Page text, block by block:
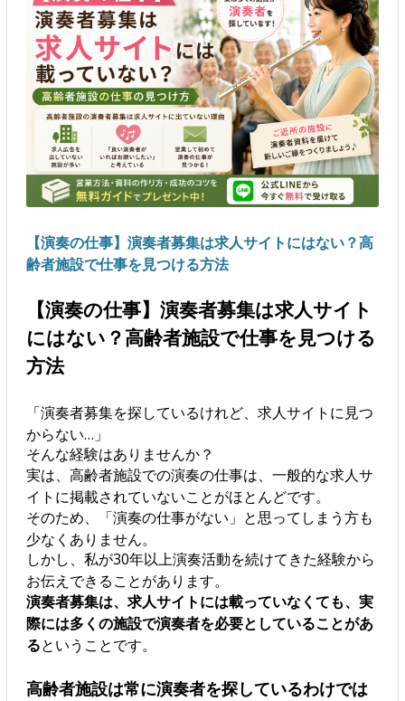
【演奏の仕事】演奏者募集は求人サイトにはない？高
齢者施設で仕事を見つける方法
【演奏の仕事】演奏者募集は求人サイト
にはない？高齢者施設で仕事を見つける
方法
「演奏者募集を探しているけれど、求人サイトに見つ
からない…」
そんな経験はありませんか？
実は、高齢者施設での演奏の仕事は、一般的な求人サ
イトに掲載されていないことがほとんどです。
そのため、「演奏の仕事がない」と思ってしまう方も
少なくありません。
しかし、私が30年以上演奏活動を続けてきた経験から
お伝えできることがあります。
演奏者募集は、求人サイトには載っていなくても、実
際には多くの施設で演奏者を必要としていることがあ
るということです。
高齢者施設は常に演奏者を探しているわけでは